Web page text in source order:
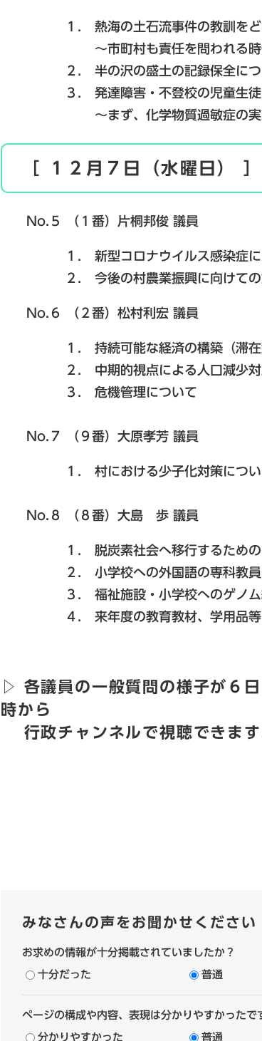
１． 熱海の土石流事件の教訓をどう
～市町村も責任を問われる時代
２． 半の沢の盛土の記録保全につ
３． 発達障害・不登校の児童生徒の
～まず、化学物質過敏症の実態調
［ １２月７日（水曜日）
No.５ （１番）片桐邦俊 議員
１． 新型コロナウイルス感染症にか
２． 今後の村農業振興に向けての
No.６ （２番）松村利宏 議員
１． 持続可能な経済の構築（滞在型
２． 中期的視点による人口減少対応
３． 危機管理について
No.７ （９番）大原孝芳 議員
１． 村における少子化対策につい
No.８ （８番）大島 歩 議員
１． 脱炭素社会へ移行するための中
２． 小学校への外国語の専科教員
３． 福祉施設・小学校へのゲノム編
４． 来年度の教育教材、学用品等の
▷ 各議員の一般質問の様子が６
時から
行政チャンネルで視聴できます
みなさんの声をお聞かせください
お求めの情報が十分掲載されていましたか？
十分だった 普通
ページの構成や内容、表現は分かりやすかったで
分かりやすかった 普通